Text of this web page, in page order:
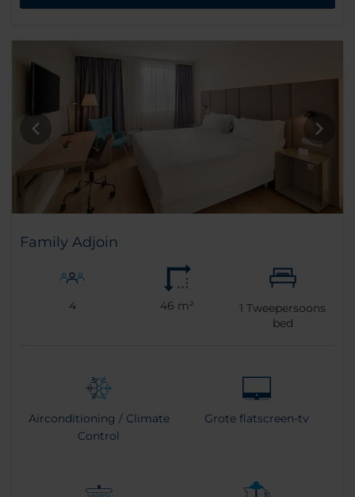
Family Adjoin
4 46 m² 1 Tweepersoons
bed
Airconditioning / Climate
Control
Grote flatscreen-tv